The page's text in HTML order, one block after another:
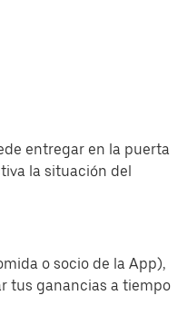
entregar en la puerta
la situación del
o socio de la App),
tus ganancias a tiempo